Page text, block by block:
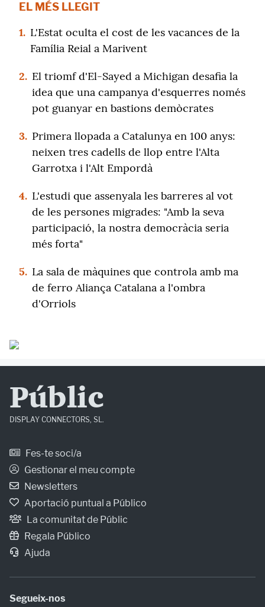
EL MÉS LLEGIT
1. L'Estat oculta el cost de les vacances de la
Família Reial a Marivent
2. El triomf d'El-Sayed a Michigan desafia la
idea que una campanya d'esquerres només
pot guanyar en bastions demòcrates
3. Primera llopada a Catalunya en 100 anys:
neixen tres cadells de llop entre l'Alta
Garrotxa i l'Alt Empordà
4. L'estudi que assenyala les barreres al vot
de les persones migrades: "Amb la seva
participació, la nostra democràcia seria
més forta"
5. La sala de màquines que controla amb ma
de ferro Aliança Catalana a l'ombra
d'Orriols
Públic
DISPLAY CONNECTORS, SL.
Fes-te soci/a
Gestionar el meu compte
Newsletters
Aportació puntual a Público
La comunitat de Públic
Regala Público
Ajuda
Segueix-nos